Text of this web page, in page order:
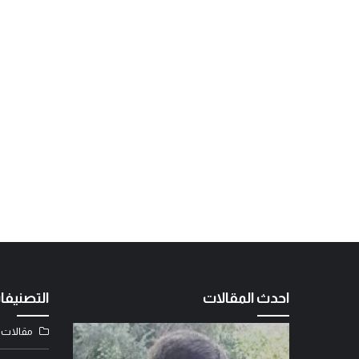
احدث المقالات
مقالات